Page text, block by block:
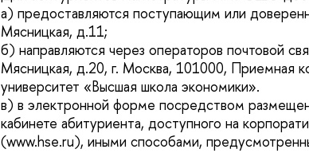
а) предоставляются поступающим или
Мясницкая, д.11;
б) направляются через операторов почтовой
Мясницкая, д.20, г. Москва, 101000, Приемная
университет «Высшая школа экономики».
в) в электронной форме посредством
кабинете абитуриента, доступного на
(www.hse.ru), иными способами,